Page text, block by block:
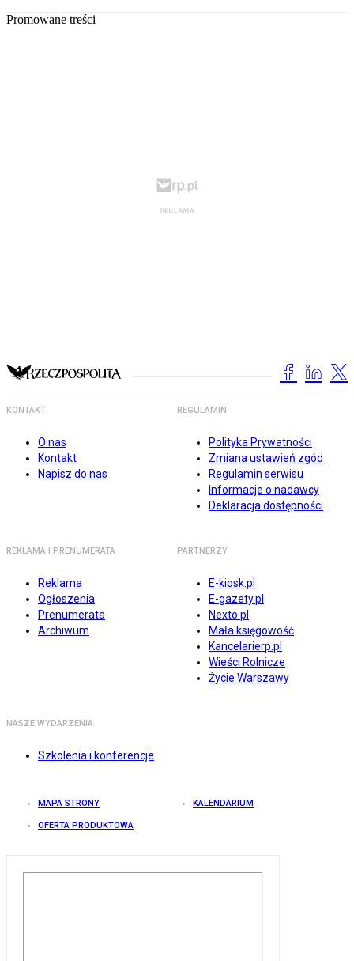
Promowane treści
KONTAKT
O nas
Kontakt
Napisz do nas
REGULAMIN
Polityka Prywatności
Zmiana ustawień zgód
Regulamin serwisu
Informacje o nadawcy
Deklaracja dostępności
REKLAMA I PRENUMERATA
Reklama
Ogłoszenia
Prenumerata
Archiwum
PARTNERZY
E-kiosk.pl
E-gazety.pl
Nexto.pl
Mała księgowość
Kancelarierp.pl
Wieści Rolnicze
Życie Warszawy
NASZE WYDARZENIA
Szkolenia i konferencje
MAPA STRONY KALENDARIUM
OFERTA PRODUKTOWA